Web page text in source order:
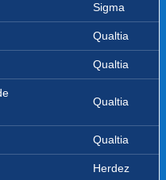
Sigma
Qualtia
Qualtia
Qualtia
Qualtia
Herdez